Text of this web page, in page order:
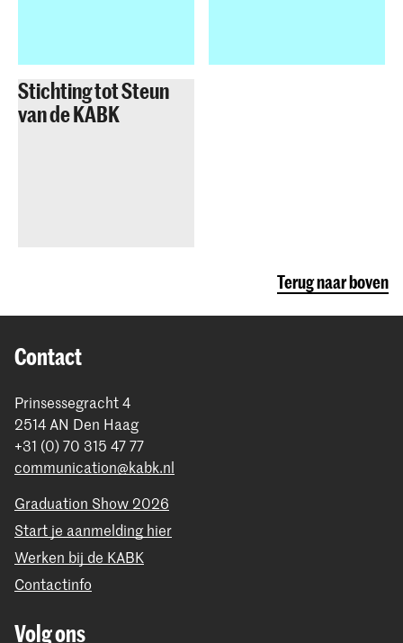
Stichting tot Steun
van de KABK
Terug naar boven
Contact
Prinsessegracht 4
2514 AN Den Haag
+31 (0) 70 315 47 77
communication@kabk.nl
Graduation Show 2026
Start je aanmelding hier
Werken bij de KABK
Contactinfo
Volg ons